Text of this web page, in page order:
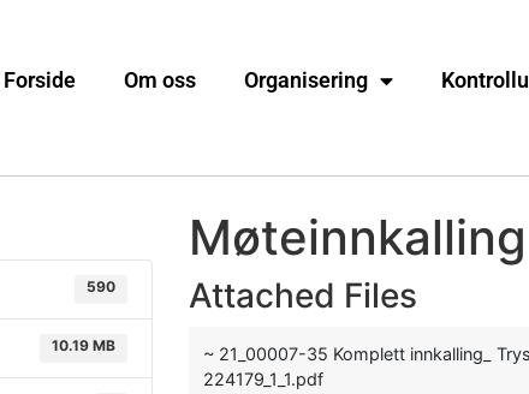
Forside Om oss Organisering
590
10.19 MB
Attached Files
~ 21_00007-35 Komplett innkalling_
224179_1_1.pdf